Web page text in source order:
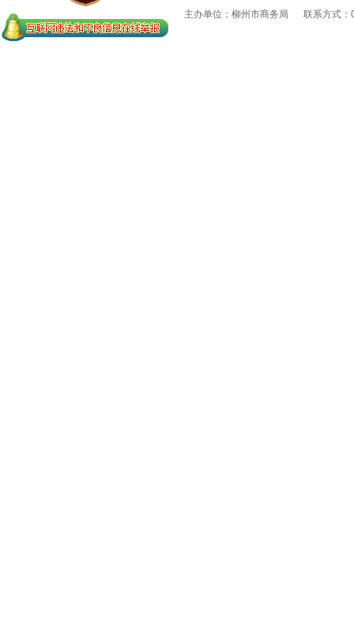
主办单位：柳州市商务局
联系方式